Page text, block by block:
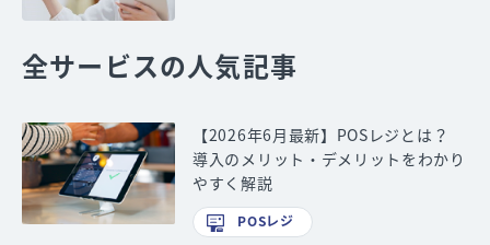
全サービスの人気記事
【2026年6月最新】POSレジとは？
導入のメリット・デメリットをわかり
やすく解説
POSレジ